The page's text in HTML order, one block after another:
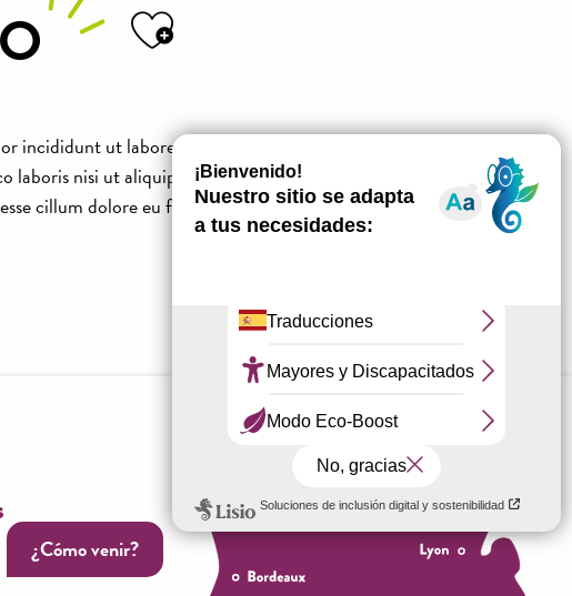
Ajouter aux favoris
incididunt ut labore et dolore
laboris nisi ut aliquip ex ea
cillum dolore eu fugiat nulla
¿Cómo venir?